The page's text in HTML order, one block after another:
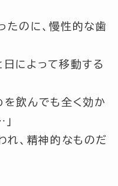
たのに、慢性的な歯
日によって移動する
を飲んでも全く効か
れ、精神的なものだ